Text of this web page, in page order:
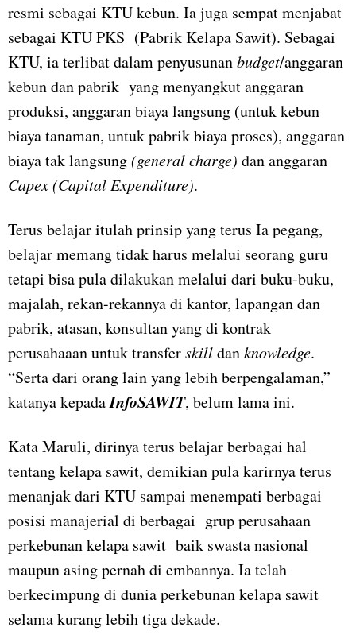
resmi sebagai KTU kebun. Ia juga sempat menjabat
sebagai KTU PKS (Pabrik Kelapa Sawit). Sebagai
KTU, ia terlibat dalam penyusunanbudget/anggaran
kebun dan pabrik yang menyangkut anggaran
produksi, anggaran biaya langsung (untuk kebun
biaya tanaman, untuk pabrik biaya proses), anggaran
biaya tak langsung(general charge) dan anggaran
Capex(Capital Expenditure).
Terus belajar itulah prinsip yang terus Ia pegang,
belajar memang tidak harus melalui seorang guru
tetapi bisa pula dilakukan melalui dari buku-buku,
majalah, rekan-rekannya di kantor, lapangan dan
pabrik, atasan, konsultan yang di kontrak
perusahaaan untuk transferskilldanknowledge.
“Serta dari orang lain yang lebih berpengalaman,”
katanya kepadaInfoSAWIT, belum lama ini.
Kata Maruli, dirinya terus belajar berbagai hal
tentang kelapa sawit, demikian pula karirnya terus
menanjak dari KTU sampai menempati berbagai
posisi manajerial di berbagai grup perusahaan
perkebunan kelapa sawit baik swasta nasional
maupun asing pernah di embannya. Ia telah
berkecimpung di dunia perkebunan kelapa sawit
selama kurang lebih tiga dekade.